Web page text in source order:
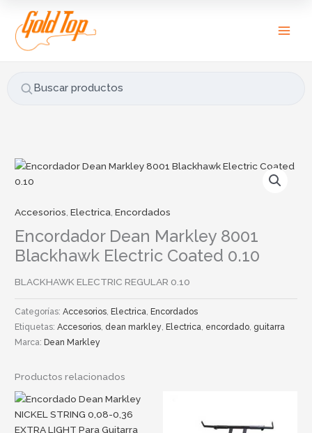
contenido
Buscar productos
u
s
r
:
Accesorios,Electrica,Encordados
Encordador Dean Markley 8001
Blackhawk Electric Coated 0.10
BLACKHAWK ELECTRIC REGULAR 0.10
Categorías:Accesorios ,Electrica ,Encordados
Etiquetas:Accesorios dean markley ,Electrica encordado guitarra
Marca:Dean Markley
Productos relacionados